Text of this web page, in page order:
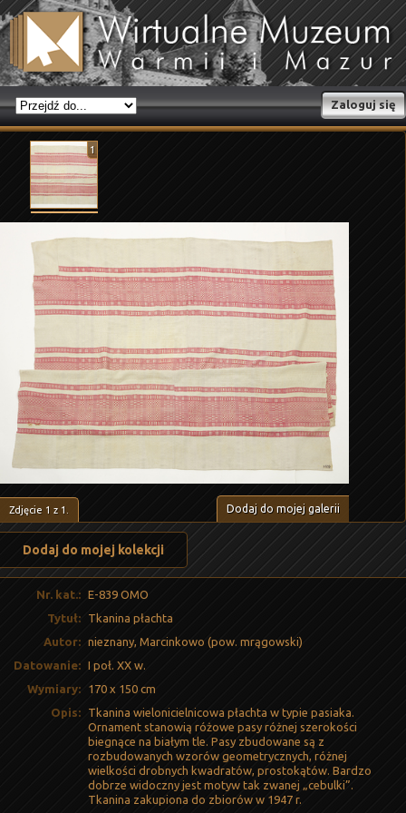
Zaloguj się
1
Dodaj do mojej galerii
Zdjęcie 1 z 1
Dodaj do mojej kolekcji
Nr. kat.: E-839 OMO
Tytuł:
Tkanina płachta
Autor: nieznany, Marcinkowo (pow. mrągowski)
Datowanie: I poł. XX w.
Wymiary:
170 x 150 cm
Opis:
Tkanina wielonicielnicowa płachta w typie pasiaka.
Ornament stanowią różowe pasy różnej szerokości
biegnące na białym tle. Pasy zbudowane są z
rozbudowanych wzorów geometrycznych, różnej
wielkości drobnych kwadratów, prostokątów. Bardzo
dobrze widoczny jest motyw tak zwanej „cebulki”.
Tkanina zakupiona do zbiorów w 1947 r.